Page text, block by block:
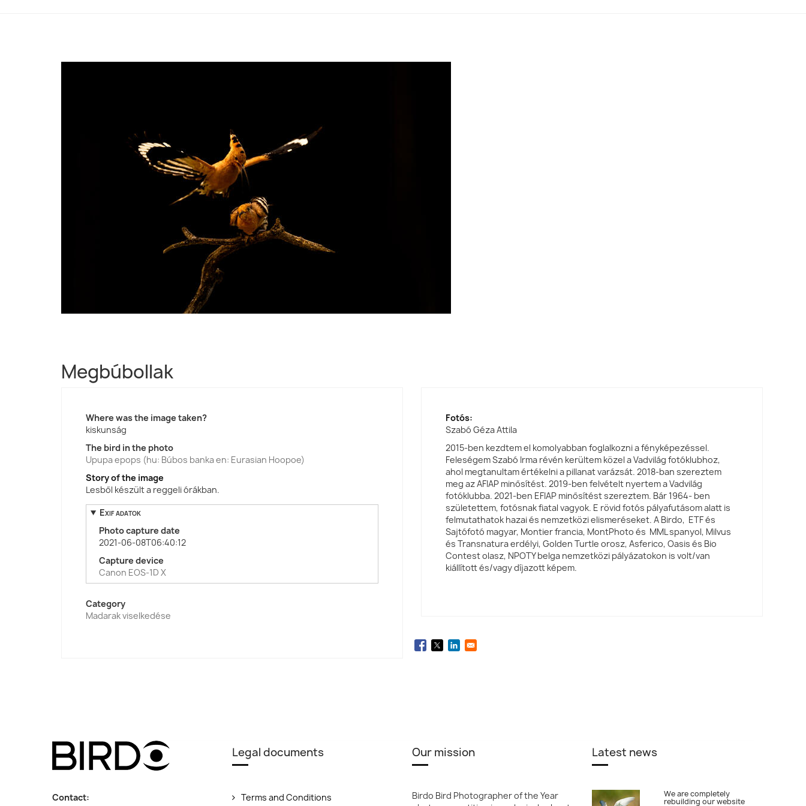
Megbúbollak
Where was the image taken?
kiskunság
The bird in the photo
Upupa epops (hu: Búbos banka en: Eurasian Hoopoe)
Story of the image
Lesből készült a reggeli órákban.
Exif adatok
Photo capture date
2021-06-08T06:40:12
Capture device
Canon EOS-1D X
Category
Madarak viselkedése
Fotós:
Szabó Géza Attila
2015-ben kezdtem el komolyabban foglalkozni a fényképezéssel.
Feleségem Szabó Irma révén kerültem közel a Vadvilág fotóklubhoz,
ahol megtanultam értékelni a pillanat varázsát. 2018-ban szereztem
meg az AFIAP minősítést. 2019-ben felvételt nyertem a Vadvilág
fotóklubba. 2021-ben EFIAP minősítést szereztem. Bár 1964- ben
születettem, fotósnak fiatal vagyok. E rövid fotós pályafutásom alatt is
felmutathatok hazai és nemzetközi elismeréseket. A Birdo, ETF és
Sajtófotó magyar, Montier francia, MontPhoto és MML spanyol, Milvus
és Transnatura erdélyi, Golden Turtle orosz, Asferico, Oasis és Bio
Contest olasz, NPOTY belga nemzetközi pályázatokon is volt/van
kiállított és/vagy díjazott képem.
Contact:
Legal documents
Terms and Conditions
Our mission
Birdo Bird Photographer of the Year
Latest news
We are completely
rebuilding our website